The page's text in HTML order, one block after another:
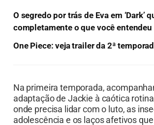
O segredo por trás de Eva em ‘Dark’
completamente o que você
One Piece: veja trailer da 2ª
Na primeira temporada,
adaptação de Jackie à caótica
onde precisa lidar com o luto, as
adolescência e os laços afetivos